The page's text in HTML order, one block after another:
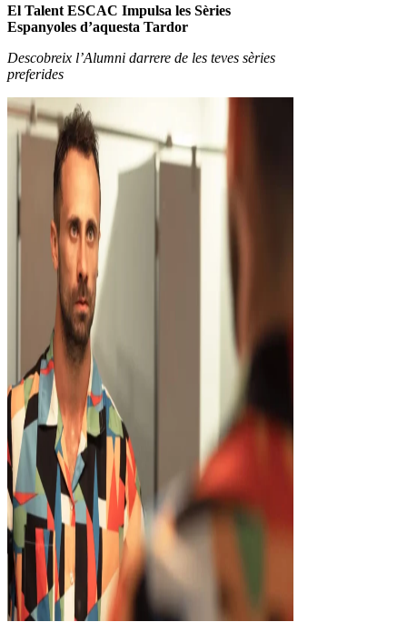
El Talent ESCAC Impulsa les Sèries
Espanyoles d’aquesta Tardor
Descobreix l’Alumni darrere de les teves sèries
preferides